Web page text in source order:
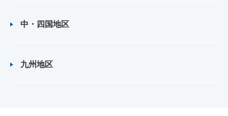
中・四国地区
九州地区